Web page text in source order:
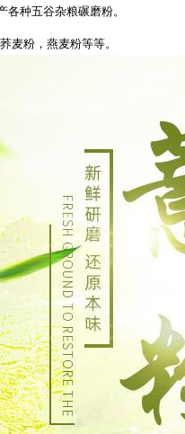
种五谷杂粮碾磨粉。
麦粉，燕麦粉等等。